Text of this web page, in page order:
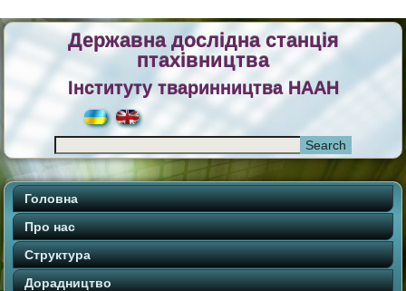
Державна дослідна станція
птахівництва
Інституту тваринництва НААН
Головна
Про нас
Структура
Дорадництво